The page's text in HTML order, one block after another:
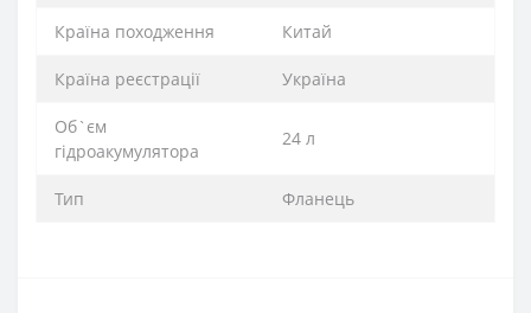
Країна походження Китай
Країна реєстрації Україна
Об`єм
гідроакумулятора
24 л
Тип Фланець